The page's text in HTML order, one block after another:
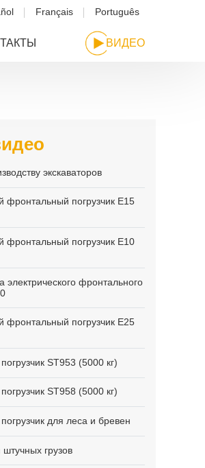
Français Português
ВИДЕО
экскаваторов
фронтальный погрузчик E15
фронтальный погрузчик E10
электрического фронтального
фронтальный погрузчик E25
ST953 (5000 кг)
ST958 (5000 кг)
для леса и бревен
штучных грузов